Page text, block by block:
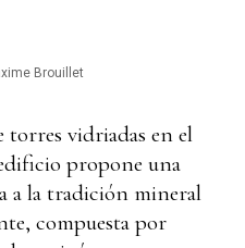
Brouillet
vidriadas en el
propone una
a la tradición mineral
compuesta por